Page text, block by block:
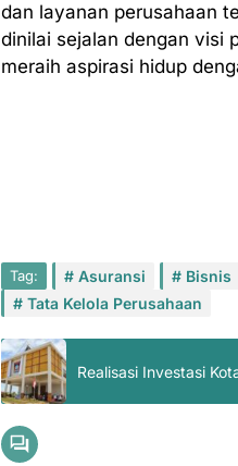
dan layanan perusahaan
dinilai sejalan dengan visi
meraih aspirasi hidup
Tag: Asuransi Bisnis
Tata Kelola Perusahaan
Realisasi Investasi